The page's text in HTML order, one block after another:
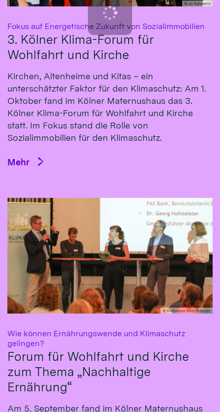
© Jo Schwartz
Fokus auf Energetische Zukunft von Sozialimmobilien
3. Kölner Klima-Forum für
Wohlfahrt und Kirche
Kirchen, Altenheime und Kitas – ein
unterschätzter Faktor für den Klimaschutz: Am 1.
Oktober fand im Kölner Maternushaus das 3.
Kölner Klima-Forum für Wohlfahrt und Kirche
statt. Im Fokus stand die Rolle von
Sozialimmobilien für den Klimaschutz.
Mehr
© Erzbistum Köln/Schoon
Wie können Ernährungswende und Klimaschutz
gelingen?
Forum für Wohlfahrt und Kirche
zum Thema „Nachhaltige
Ernährung“
Am 5. September fand im Kölner Maternushaus